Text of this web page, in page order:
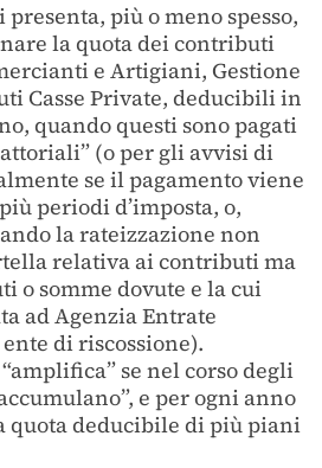
più o meno spesso,
la quota dei contributi
e Artigiani, Gestione
Casse Private, deducibili in
quando questi sono pagati
(o per gli avvisi di
se il pagamento viene
periodi d’imposta, o,
la rateizzazione non
relativa ai contributi ma
o somme dovute e la cui
ad Agenzia Entrate
di riscossione).
se nel corso degli
e per ogni anno
quota deducibile di più piani